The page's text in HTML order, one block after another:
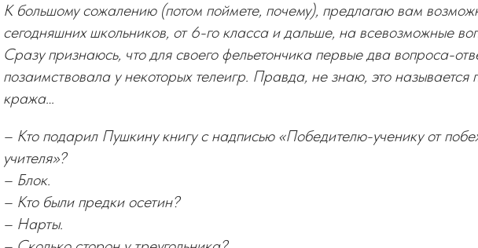
К большому сожалению (потом поймете, почему), предлагаю вам
сегодняшних школьников, от 6-го класса и дальше, на всевозможные
Сразу признаюсь, что для своего фельетончика первые два вопроса-
позаимствовала у некоторых телеигр. Правда, не знаю, это называется
кража…
– Кто подарил Пушкину книгу с надписью «Победителю-ученику от
учителя»?
– Блок.
– Кто были предки осетин?
– Нарты.